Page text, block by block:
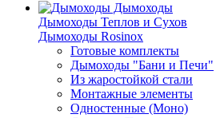
Дымоходы
Дымоходы Теплов и Сухов
Дымоходы Rosinox
Готовые комплекты
Дымоходы "Бани и Печи"
Из жаростойкой стали
Монтажные элементы
Одностенные (Моно)